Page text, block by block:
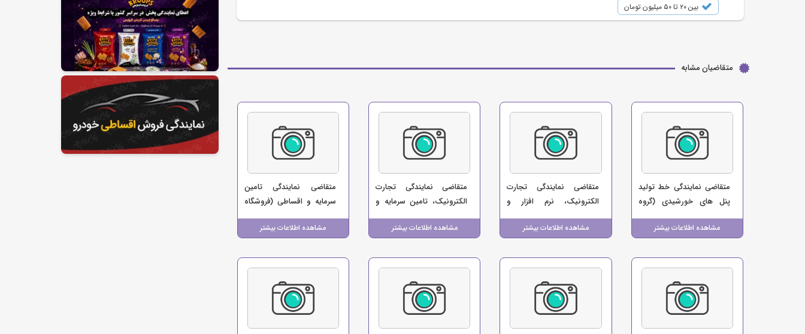
بین ۲۰ تا ۵۰ میلیون تومان
متقاضیان مشابه
مشاهده اطلاعات بیشتر
متقاضی نمایندگی خط تولید
پنل های خورشیدی (گروه
صنعتی حمید)
مشاهده اطلاعات بیشتر
متقاضی نمایندگی تجارت
الکترونیک، نرم افزار و
اینترنت (فرهادی)
مشاهده اطلاعات بیشتر
متقاضی نمایندگی تجارت
الکترونیک، تامین سرمایه و
اقساطی (بهروش)
مشاهده اطلاعات بیشتر
متقاضی نمایندگی تامین
سرمایه و اقساطی (فروشگاه
Ccphoone)